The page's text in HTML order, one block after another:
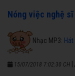
Nóng việc nghệ
Nhạc MP3:
15/07/2018 7:02:30 CH